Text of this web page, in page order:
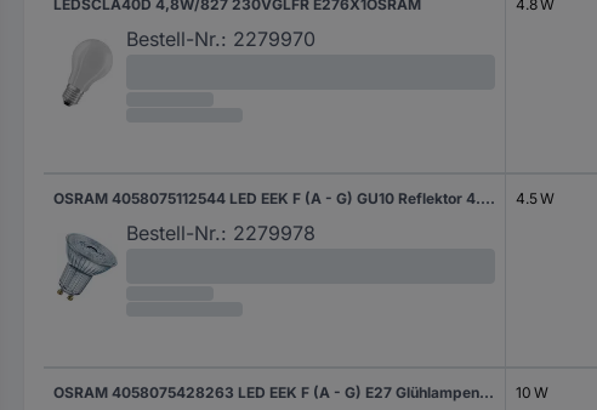
LEDSCLA40D 4,8W/827 230VGLFR E276X1OSRAM
Bestell-Nr.: 2279970
4.8 W
OSRAM 4058075112544 LED EEK F (A - G) GU10 Reflektor 4.5 W = 50 W Warmweiß (Ø x L) 51 mm x 54 mm 1 St.
Bestell-Nr.: 2279978
4.5 W
OSRAM 4058075428263 LED EEK F (A - G) E27 Glühlampenform 10 W = 75 W Warmweiß inkl. Bewegungsmelder 1 St. 10 W